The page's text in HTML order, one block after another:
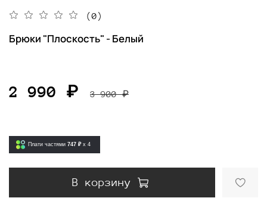
(0)
Брюки "Плоскость" - Белый
2 990 ₽ 3 900 ₽
Плати частями 747 ₽ x 4
В корзину